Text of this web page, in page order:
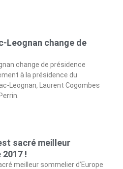
Leognan change de
change de présidence
à la présidence du
Leognan, Laurent Cogombes
sacré meilleur
2017 !
meilleur sommelier d’Europe